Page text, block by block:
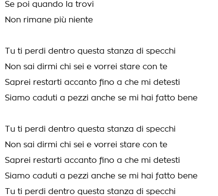
Se poi quando la trovi
Non rimane più niente
Tu ti perdi dentro questa stanza di specchi
Non sai dirmi chi sei e vorrei stare con te
Saprei restarti accanto fino a che mi detesti
Siamo caduti a pezzi anche se mi hai fatto bene
Tu ti perdi dentro questa stanza di specchi
Non sai dirmi chi sei e vorrei stare con te
Saprei restarti accanto fino a che mi detesti
Siamo caduti a pezzi anche se mi hai fatto bene
Tu ti perdi dentro questa stanza di specchi